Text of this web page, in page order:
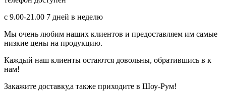
с 9.00-21.00 7 дней в неделю
Мы очень любим наших клиентов и предоставляем им самые
низкие цены на продукцию.
Каждый наш клиенты остаются довольны, обратившись в к
нам!
Закажите доставку,а также приходите в Шоу-Рум!